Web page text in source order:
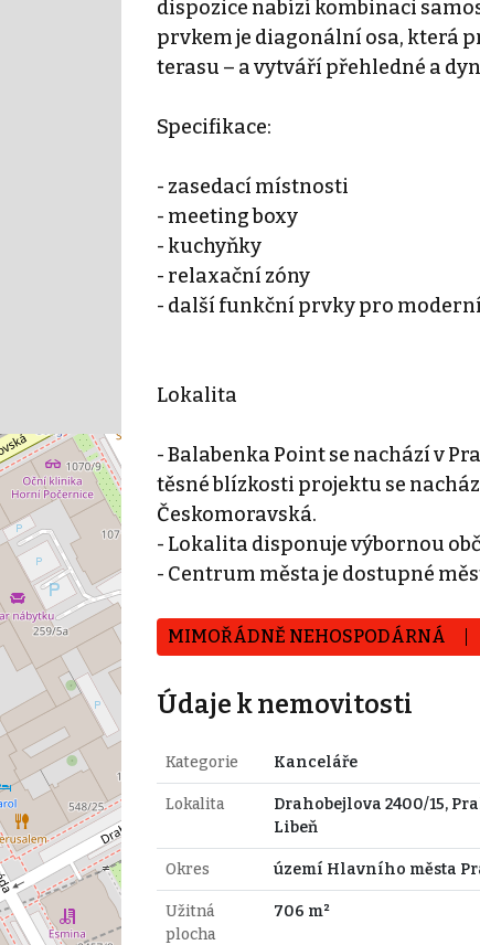
dispozice nabízí kombinaci
prvkem je diagonální osa, která
terasu – a vytváří přehledné a
Specifikace:
- zasedací místnosti
- meeting boxy
- kuchyňky
- relaxační zóny
- další funkční prvky pro
Lokalita
- Balabenka Point se nachází v
těsné blízkosti projektu se
Českomoravská.
- Lokalita disponuje výbornou
- Centrum města je dostupné
MIMOŘÁDNĚ NEHOSPODÁRNÁ
Údaje k nemovitosti
Kategorie Kanceláře
Lokalita
Drahobejlova 2400/15,
Libeň
Okres území Hlavního města
Užitná
plocha
706 m²